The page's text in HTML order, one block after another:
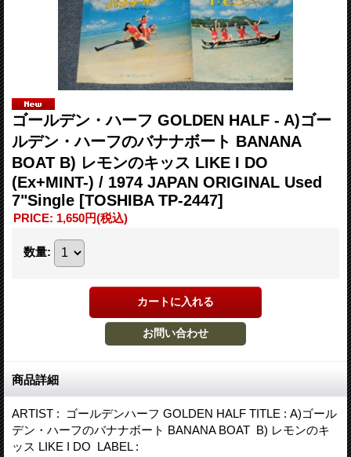
ゴールデン・ハーフ GOLDEN HALF - A)ゴー
ルデン・ハーフのバナナボート BANANA
BOAT B) レモンのキッス LIKE I DO
(Ex+MINT-) / 1974 JAPAN ORIGINAL Used
7"Single [TOSHIBA TP-2447]
PRICE: 1,650円(税込)
数量:
商品詳細
ARTIST : ゴールデンハーフ GOLDEN HALF TITLE : A)ゴール
デン・ハーフのバナナボート BANANA BOAT B) レモンのキ
ッス LIKE I DO LABEL :